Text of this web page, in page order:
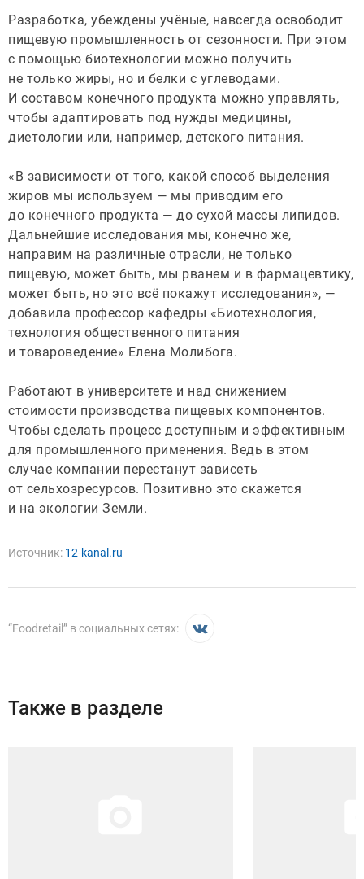
Разработка, убеждены учёные, навсегда освободит
пищевую промышленность от сезонности. При этом
с помощью биотехнологии можно получить
не только жиры, но и белки с углеводами.
И составом конечного продукта можно управлять,
чтобы адаптировать под нужды медицины,
диетологии или, например, детского питания.
«В зависимости от того, какой способ выделения
жиров мы используем — мы приводим его
до конечного продукта — до сухой массы липидов.
Дальнейшие исследования мы, конечно же,
направим на различные отрасли, не только
пищевую, может быть, мы рванем и в фармацевтику,
может быть, но это всё покажут исследования», —
добавила профессор кафедры «Биотехнология,
технология общественного питания
и товароведение» Елена Молибога.
Работают в университете и над снижением
стоимости производства пищевых компонентов.
Чтобы сделать процесс доступным и эффективным
для промышленного применения. Ведь в этом
случае компании перестанут зависеть
от сельхозресурсов. Позитивно это скажется
и на экологии Земли.
Источник: 12-kanal.ru
“Foodretail” в социальных сетях:
Также в разделе